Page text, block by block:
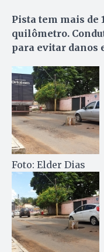
Pista tem mais de
quilômetro.
para evitar danos
Foto: Elder Dias